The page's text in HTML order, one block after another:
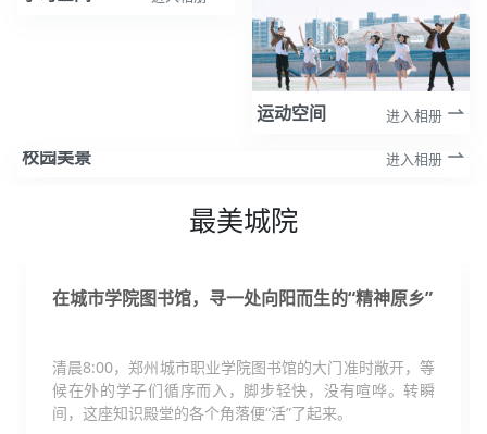
运动空间 进入相册
校园美景 进入相册
最美城院
在城市学院图书馆，寻一处向阳而生的“精神原乡”
清晨8:00，郑州城市职业学院图书馆的大门准时敞开，等
候在外的学子们循序而入，脚步轻快，没有喧哗。转瞬
间，这座知识殿堂的各个角落便“活”了起来。